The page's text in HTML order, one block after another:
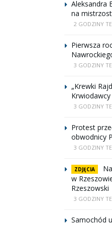
Aleksandra
na
2 GODZINY
Pierwsza
3 GODZINY
„Krewki
3 GODZINY
Protest
obwodnicy
3 GODZINY
ZDJĘCIA
w
Rzeszowski
3 GODZINY
Samochód